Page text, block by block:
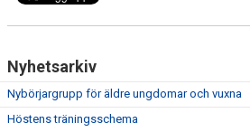
KALENDARIUM
DOKUMENT
KLUBBSHOP
Nyhetsarkiv
Nybörjargrupp för äldre ungdomar och vuxna
Höstens träningsschema